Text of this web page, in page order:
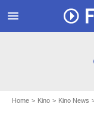
menu
Home Kino Kino News